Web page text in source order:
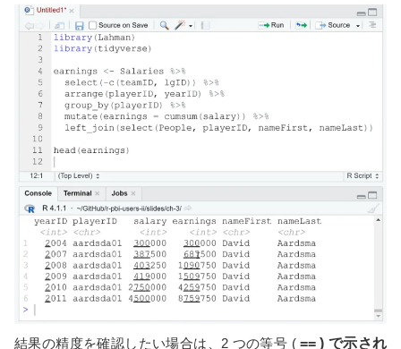
結果の精度を確認したい場合は、2 つの等号 ( == ) で示され